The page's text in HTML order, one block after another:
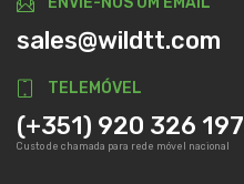
sales@wildtt.com
TELEMÓVEL
(+351) 920 326 197
Custo de chamada para rede móvel nacional